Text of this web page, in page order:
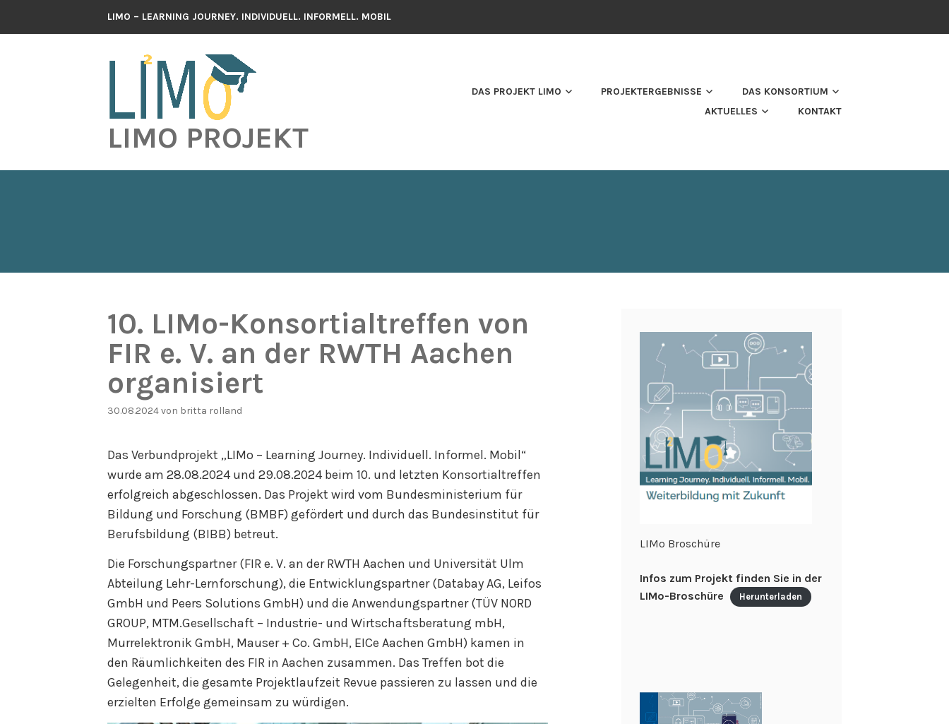
LIMO – LEARNING JOURNEY. INDIVIDUELL. INFORMELL. MOBIL
LIMO PROJEKT
DAS PROJEKT LIMO PROJEKTERGEBNISSE
DAS KONSORTIUM
AKTUELLES
KONTAKT
10. LIMo-Konsortialtreffen von
FIR e. V. an der RWTH Aachen
organisiert
30.08.2024von britta rolland
Das Verbundprojekt „LIMo – Learning Journey. Individuell. Informel. Mobil“
wurde am 28.08.2024 und 29.08.2024 beim 10. und letzten Konsortialtreffen
erfolgreich abgeschlossen. Das Projekt wird vom Bundesministerium für
Bildung und Forschung (BMBF) gefördert und durch das Bundesinstitut für
Berufsbildung (BIBB) betreut.
Die Forschungspartner (FIR e. V. an der RWTH Aachen und Universität Ulm
Abteilung Lehr-Lernforschung), die Entwicklungspartner (Databay AG, Leifos
GmbH und Peers Solutions GmbH) und die Anwendungspartner (TÜV NORD
GROUP, MTM.Gesellschaft – Industrie- und Wirtschaftsberatung mbH,
Murrelektronik GmbH, Mauser + Co. GmbH, EICe Aachen GmbH) kamen in
den Räumlichkeiten des FIR in Aachen zusammen. Das Treffen bot die
Gelegenheit, die gesamte Projektlaufzeit Revue passieren zu lassen und die
erzielten Erfolge gemeinsam zu würdigen.
LIMo Broschüre
Infos zum Projekt finden Sie in der
LIMo-Broschüre
Herunterladen